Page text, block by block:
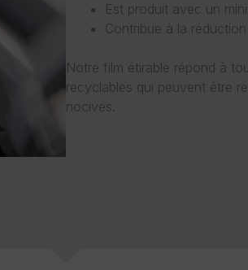
Est produit avec un
Contribue à la
Notre film étirable répond à
recyclables qui peuvent être
nocives.